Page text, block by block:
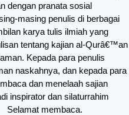
dengan pranata sosial
masing penulis di berbagai
karya tulis ilmiah yang
tentang kajian al-Qurâ€™an
Kepada para penulis
naskahnya, dan kepada para
dan menelaah sajian
inspirator dan silaturrahim
membaca.